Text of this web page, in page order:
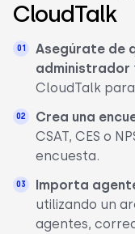
CloudTalk
Asegúrate de
administrador
CloudTalk
Crea una
CSAT, CES o
encuesta.
Importa
utilizando un
agentes,